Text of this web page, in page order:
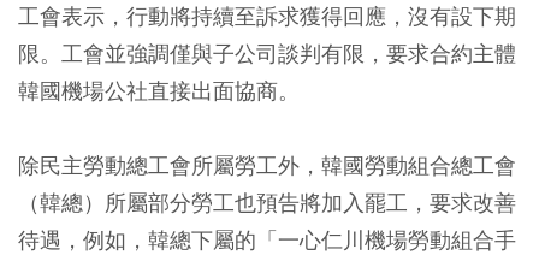
工會表示，行動將持續至訴求獲得回應，沒有設下期
限。工會並強調僅與子公司談判有限，要求合約主體
韓國機場公社直接出面協商。
除民主勞動總工會所屬勞工外，韓國勞動組合總工會
（韓總）所屬部分勞工也預告將加入罷工，要求改善
待遇，例如，韓總下屬的「一心仁川機場勞動組合手